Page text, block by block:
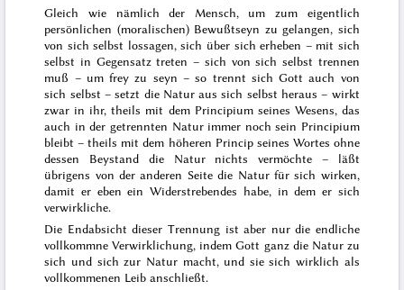
Gleich wie nämlich der Mensch, um zum eigentlich
persönlichen (moralischen) Bewußtseyn zu gelangen, sich
von sich selbst lossagen, sich über sich erheben – mit sich
selbst in Gegensatz treten – sich von sich selbst trennen
muß – umfrey zu seyn – so trennt sich Gott auch von
sich selbst – setzt die Natur aus sich selbst heraus – wirkt
zwar in ihr, theils mit dem Principium seines Wesens, das
auch in der getrennten Natur immer nochsein Principium
bleibt – theils mit dem höheren Princip seines Wortes ohne
dessen Beystand die Natur nichts vermöchte – läßt
übrigens von der anderen Seite die Natur für sich wirken,
damit er eben ein Widerstrebendes habe, in dem er sich
verwirkliche.
Die Endabsicht dieser Trennung ist aber nur die endliche
vollkommne Verwirklichung, indem Gott ganzdie Natur zu
sich und sich zur Natur macht, und sie sich wirklich als
vollkommenen Leib anschließt.